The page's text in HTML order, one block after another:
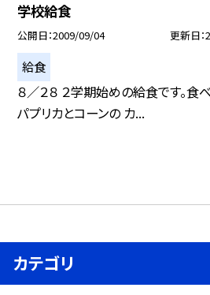
学校給食
公開日 2009/09/04 更新日
給食
８／２８ ２学期始めの給食です。食
パプリカとコーンの カ...
カテゴリ